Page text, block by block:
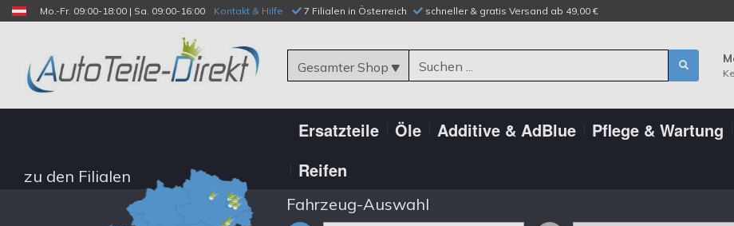
Mo.-Fr. 09:00-18:00 | Sa. 09:00-16:00 Kontakt & Hilfe 7 Filialen in Österreich schneller & gratis Versand ab 49,00 €
Gesamter Shop
Ersatzteile Öle Additive & AdBlue Pflege & Wartung
Reifen
zu den Filialen
Fahrzeug-Auswahl